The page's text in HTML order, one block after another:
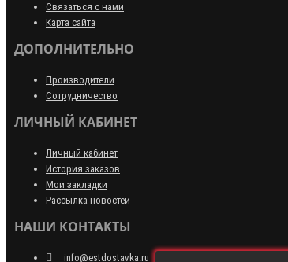
Связаться с нами
Карта сайта
ДОПОЛНИТЕЛЬНО
Производители
Сотрудничество
ЛИЧНЫЙ КАБИНЕТ
Личный кабинет
История заказов
Мои закладки
Рассылка новостей
НАШИ КОНТАКТЫ
info@estdostavka.ru